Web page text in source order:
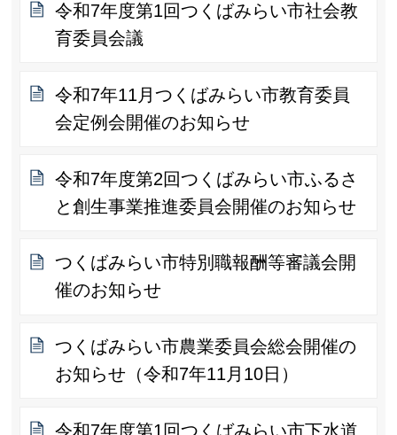
令和7年度第1回つくばみらい市社会教
育委員会議
令和7年11月つくばみらい市教育委員
会定例会開催のお知らせ
令和7年度第2回つくばみらい市ふるさ
と創生事業推進委員会開催のお知らせ
つくばみらい市特別職報酬等審議会開
催のお知らせ
つくばみらい市農業委員会総会開催の
お知らせ（令和7年11月10日）
令和7年度第1回つくばみらい市下水道